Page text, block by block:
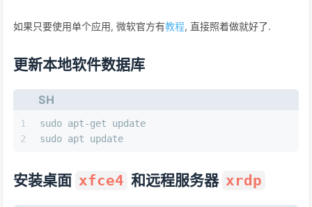
如果只要使用单个应用, 微软官方有教程, 直接照着做就好了.
更新本地软件数据库
SH
1
2
sudo apt-get update
sudo apt update
安装桌面 xfce4 和远程服务器 xrdp